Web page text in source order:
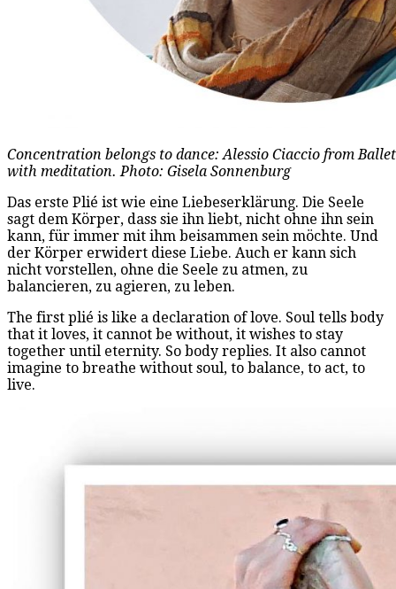
Concentration belongs to dance: Alessio Ciaccio from
with meditation. Photo: Gisela Sonnenburg
Das erste Plié ist wie eine Liebeserklärung. Die Seele
sagt dem Körper, dass sie ihn liebt, nicht ohne ihn sein
kann, für immer mit ihm beisammen sein möchte. Und
der Körper erwidert diese Liebe. Auch er kann sich
nicht vorstellen, ohne die Seele zu atmen, zu
balancieren, zu agieren, zu leben.
The first plié is like a declaration of love. Soul tells body
that it loves, it cannot be without, it wishes to stay
together until eternity. So body replies. It also cannot
imagine to breathe without soul, to balance, to act, to
live.